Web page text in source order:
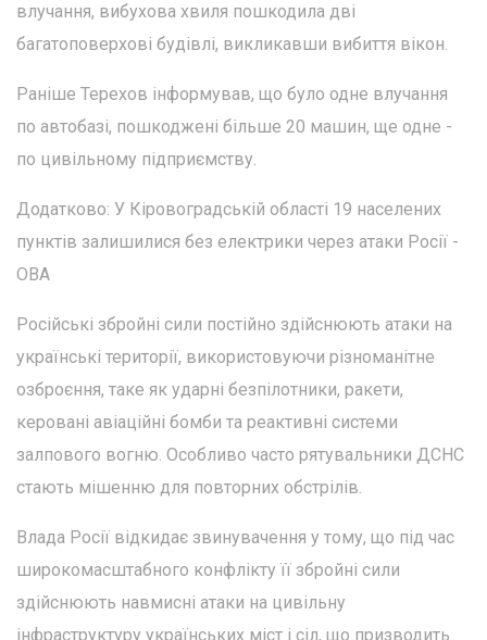
влучання, вибухова хвиля пошкодила дві
багатоповерхові будівлі, викликавши вибиття вікон.
Раніше Терехов інформував, що було одне влучання
по автобазі, пошкоджені більше 20 машин, ще одне -
по цивільному підприємству.
Додатково: У Кіровоградській області 19 населених
пунктів залишилися без електрики через атаки Росії -
ОВА
Російські збройні сили постійно здійснюють атаки на
українські території, використовуючи різноманітне
озброєння, таке як ударні безпілотники, ракети,
керовані авіаційні бомби та реактивні системи
залпового вогню. Особливо часто рятувальники ДСНС
стають мішенню для повторних обстрілів.
Влада Росії відкидає звинувачення у тому, що під час
широкомасштабного конфлікту її збройні сили
здійснюють навмисні атаки на цивільну
інфраструктуру українських міст і сіл, що призводить